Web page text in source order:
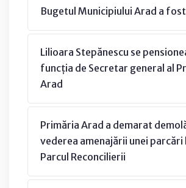
Bugetul Municipiului Arad a
Lilioara Stepănescu se
funcția de Secretar general al
Arad
Primăria Arad a demarat
vederea amenajării unei parcări
Parcul Reconcilierii